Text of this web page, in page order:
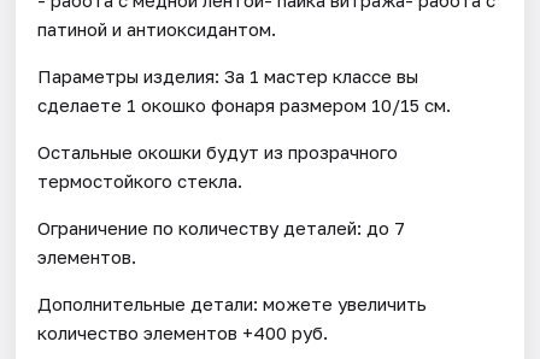
патиной и антиоксидантом.
Параметры изделия: За 1 мастер классе вы
сделаете 1 окошко фонаря размером 10/15 см.
Остальные окошки будут из прозрачного
термостойкого стекла.
Ограничение по количеству деталей: до 7
элементов.
Дополнительные детали: можете увеличить
количество элементов +400 руб.